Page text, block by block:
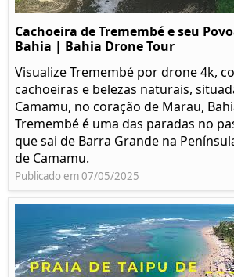
Cachoeira de Tremembé e seu
Bahia | Bahia Drone Tour
Visualize Tremembé por drone 4k,
cachoeiras e belezas naturais,
Camamu, no coração de Marau,
Tremembé é uma das paradas no
que sai de Barra Grande na
de Camamu.
Publicado em 07/05/2025